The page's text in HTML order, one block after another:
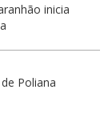
inicia
Poliana